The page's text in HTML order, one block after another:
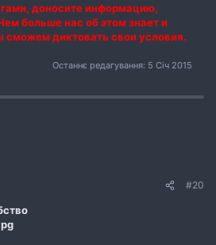
доносите информацию,
больше нас об этом знает и
диктовать свои условия.
Останнє редагування: 5 Січ 2015
#20